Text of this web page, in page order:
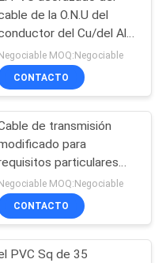
197
de la O.N.U del
del Cu/del Al
120 milímetros Sq 2
de garantía
MOQ:Negociable
CONTACTO
de transmisión
para
particulares
PVC de 1KV 70mm2,
de la envoltura del
negro del cable de la
MOQ:Negociable
CONTACTO
PVC Sq de 35